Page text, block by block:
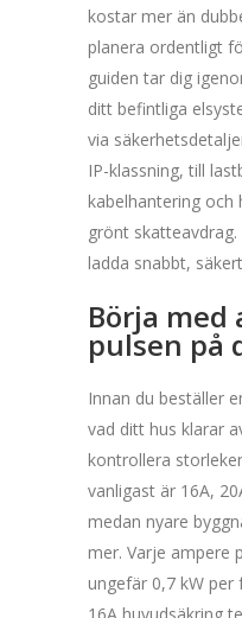
kostar mer än
planera ordentligt
guiden tar dig
ditt befintliga
via
IP-klassning, till
kabelhantering och
grönt
ladda snabbt,
Börja med
pulsen på
Innan du beställer
vad ditt hus klarar
kontrollera
vanligast är 16A,
medan nyare
mer. Varje ampere
ungefär 0,7 kW per